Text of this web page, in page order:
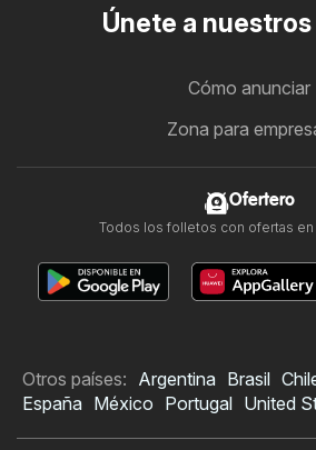
Únete a
Cómo anunciar
Zona para
Ofertero
Todos los folletos con ofertas en
Otros países: Argentina Brasil
España México Portugal United